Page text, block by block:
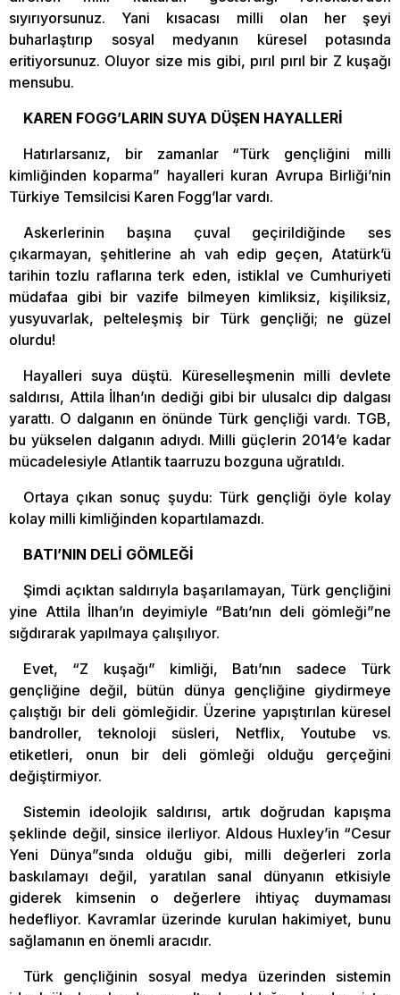
sıyırıyorsunuz. Yani kısacası milli olan her şeyi
buharlaştırıp sosyal medyanın küresel potasında
eritiyorsunuz. Oluyor size mis gibi, pırıl pırıl bir Z kuşağı
mensubu.
KAREN FOGG’LARIN SUYA DÜŞEN HAYALLERİ
Hatırlarsanız, bir zamanlar “Türk gençliğini milli
kimliğinden koparma” hayalleri kuran Avrupa Birliği’nin
Türkiye Temsilcisi Karen Fogg’lar vardı.
Askerlerinin başına çuval geçirildiğinde ses
çıkarmayan, şehitlerine ah vah edip geçen, Atatürk’ü
tarihin tozlu raflarına terk eden, istiklal ve Cumhuriyeti
müdafaa gibi bir vazife bilmeyen kimliksiz, kişiliksiz,
yusyuvarlak, pelteleşmiş bir Türk gençliği; ne güzel
olurdu!
Hayalleri suya düştü. Küreselleşmenin milli devlete
saldırısı, Attila İlhan’ın dediği gibi bir ulusalcı dip dalgası
yarattı. O dalganın en önünde Türk gençliği vardı. TGB,
bu yükselen dalganın adıydı. Milli güçlerin 2014’e kadar
mücadelesiyle Atlantik taarruzu bozguna uğratıldı.
Ortaya çıkan sonuç şuydu: Türk gençliği öyle kolay
kolay milli kimliğinden kopartılamazdı.
BATI’NIN DELİ GÖMLEĞİ
Şimdi açıktan saldırıyla başarılamayan, Türk gençliğini
yine Attila İlhan’ın deyimiyle “Batı’nın deli gömleği”ne
sığdırarak yapılmaya çalışılıyor.
Evet, “Z kuşağı” kimliği, Batı’nın sadece Türk
gençliğine değil, bütün dünya gençliğine giydirmeye
çalıştığı bir deli gömleğidir. Üzerine yapıştırılan küresel
bandroller, teknoloji süsleri, Netflix, Youtube vs.
etiketleri, onun bir deli gömleği olduğu gerçeğini
değiştirmiyor.
Sistemin ideolojik saldırısı, artık doğrudan kapışma
şeklinde değil, sinsice ilerliyor. Aldous Huxley’in “Cesur
Yeni Dünya”sında olduğu gibi, milli değerleri zorla
baskılamayı değil, yaratılan sanal dünyanın etkisiyle
giderek kimsenin o değerlere ihtiyaç duymaması
hedefliyor. Kavramlar üzerinde kurulan hakimiyet, bunu
sağlamanın en önemli aracıdır.
Türk gençliğinin sosyal medya üzerinden sistemin